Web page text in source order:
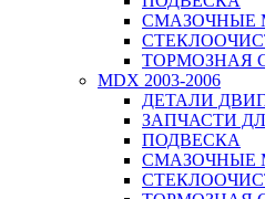
СМАЗОЧНЫЕ
ТОРМОЗНАЯ
MDX 2003-2006
ДЕТАЛИ
ЗАПЧАСТИ
ПОДВЕСКА
СМАЗОЧНЫЕ